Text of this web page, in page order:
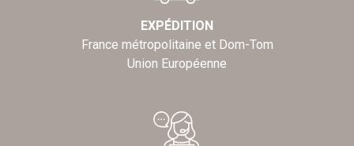
EXPÉDITION
France métropolitaine et Dom-Tom
Union Européenne